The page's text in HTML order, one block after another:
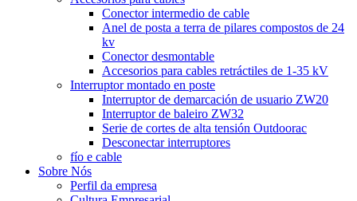
Conector intermedio de cable
Anel de posta a terra de pilares compostos de 24
kv
Conector desmontable
Accesorios para cables retráctiles de 1-35 kV
Interruptor montado en poste
Interruptor de demarcación de usuario ZW20
Interruptor de baleiro ZW32
Serie de cortes de alta tensión Outdoorac
Desconectar interruptores
fío e cable
Sobre Nós
Perfil da empresa